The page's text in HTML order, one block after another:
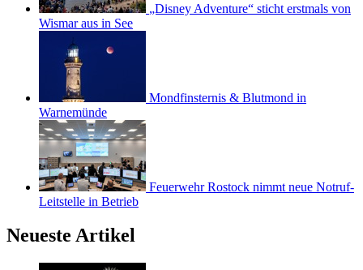
„Disney Adventure“ sticht erstmals von
Wismar aus in See
Mondfinsternis & Blutmond in
Warnemünde
Feuerwehr Rostock nimmt neue Notruf-
Leitstelle in Betrieb
Neueste Artikel